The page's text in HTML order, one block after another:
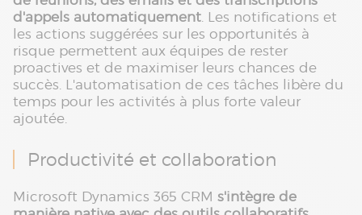
d'appels automatiquement. Les notifications et
les actions suggérées sur les opportunités à
risque permettent aux équipes de rester
proactives et de maximiser leurs chances de
succès. L'automatisation de ces tâches libère du
temps pour les activités à plus forte valeur
ajoutée.
Productivité et collaboration
Microsoft Dynamics 365 CRM s'intègre de